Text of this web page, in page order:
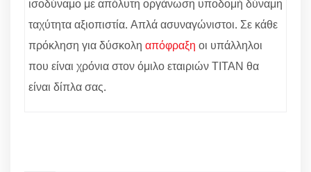
ισοδύναμο με απόλυτη οργάνωση υποδομή δύναμη
ταχύτητα αξιοπιστία. Απλά ασυναγώνιστοι. Σε κάθε
πρόκληση για δύσκολη απόφραξη οι υπάλληλοι
που είναι χρόνια στον όμιλο εταιριών ΤΙΤΑΝ θα
είναι δίπλα σας.